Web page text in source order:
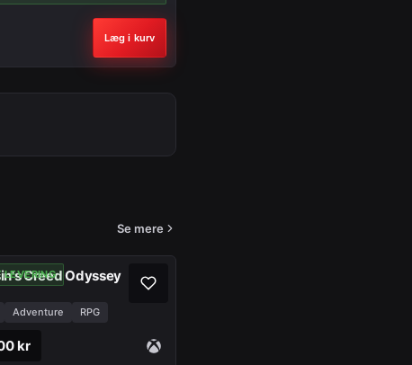
Læg i kurv
Se mere
LEVERING
Creed Odyssey
Adventure RPG
kr